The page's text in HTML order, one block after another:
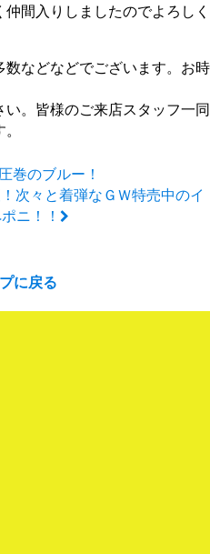
間入りしましたのでよろしく
などなどでございます。お時
。皆様のご来店スタッフ一同
圧巻のブルー！
次々と着弾なＧＷ特売中のイ
ニ！！
に戻る